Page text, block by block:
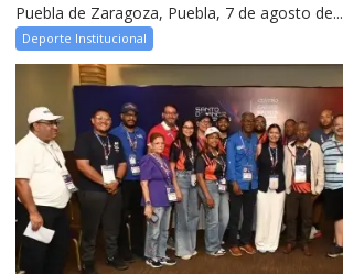
Puebla de Zaragoza, Puebla, 7 de agosto de...
Deporte Institucional